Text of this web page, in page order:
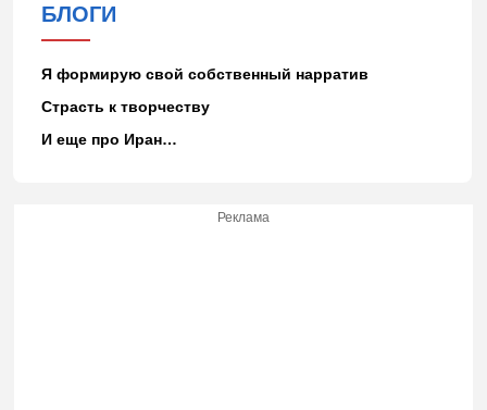
БЛОГИ
Я формирую свой собственный нарратив
Страсть к творчеству
И еще про Иран…
Реклама